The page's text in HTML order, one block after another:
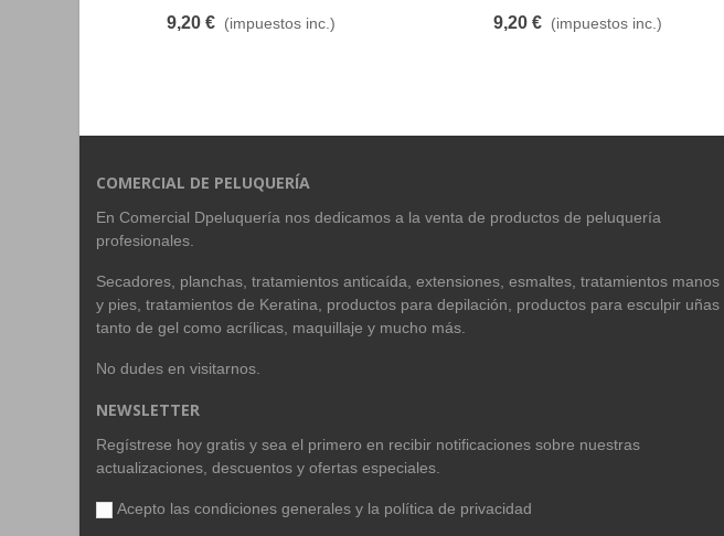
9,20 € (impuestos inc.) 9,20 € (impuestos inc.)
COMERCIAL DE PELUQUERÍA
En Comercial Dpeluquería nos dedicamos a la venta de productos de peluquería
profesionales.
Secadores, planchas, tratamientos anticaída, extensiones, esmaltes, tratamientos manos
y pies, tratamientos de Keratina, productos para depilación, productos para esculpir uñas
tanto de gel como acrílicas, maquillaje y mucho más.
No dudes en visitarnos.
NEWSLETTER
Regístrese hoy gratis y sea el primero en recibir notificaciones sobre nuestras
actualizaciones, descuentos y ofertas especiales.
Acepto las condiciones generales y la política de privacidad